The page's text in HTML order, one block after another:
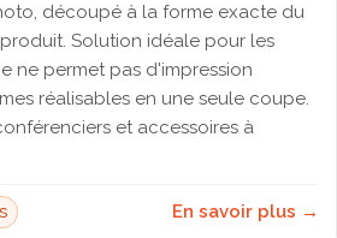
découpé à la forme exacte du
Solution idéale pour les
ne permet pas d'impression
réalisables en une seule coupe.
et accessoires à
En savoir plus →